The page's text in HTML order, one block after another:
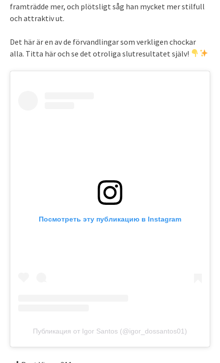
framträdde mer, och plötsligt såg han mycket mer stilfull
och attraktiv ut.
Det här är en av de förvandlingar som verkligen chockar
alla. Titta här och se det otroliga slutresultatet själv!
Посмотреть эту публикацию в Instagram
Публикация от Igor Santos (@igor_dossantos01)